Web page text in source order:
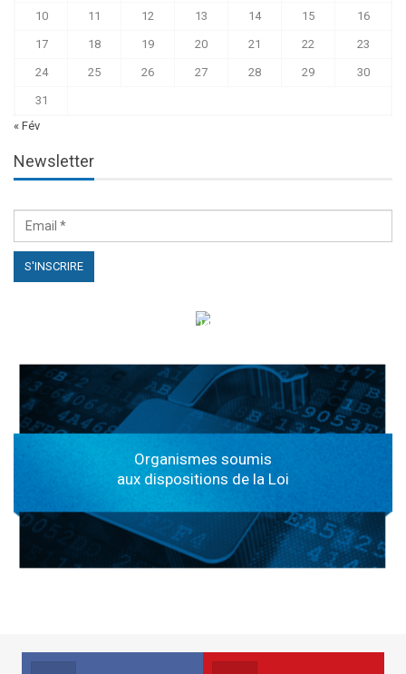
10 11 12 13 14 15 16
17 18 19 20 21 22 23
24 25 26 27 28 29 30
31
« Fév
Newsletter
الهياكل الخاضعة لقانون النفاذ إلى المعلومة
Organismes soumis
aux dispositions de la Loi